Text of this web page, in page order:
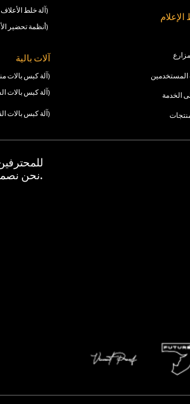
Charger (آلة خلط الأعلاف العمودية)
Galactica (أنظمة تحضير الأعلاف)
آلات بالية
Balantine (آلة كبس بالات منشورية)
المستخدمين
Presstige S (آلة كبس بالات السيلاج)
الخدمة
Presstige C (آلة كبس بالات القطن)
نحن نصمم.